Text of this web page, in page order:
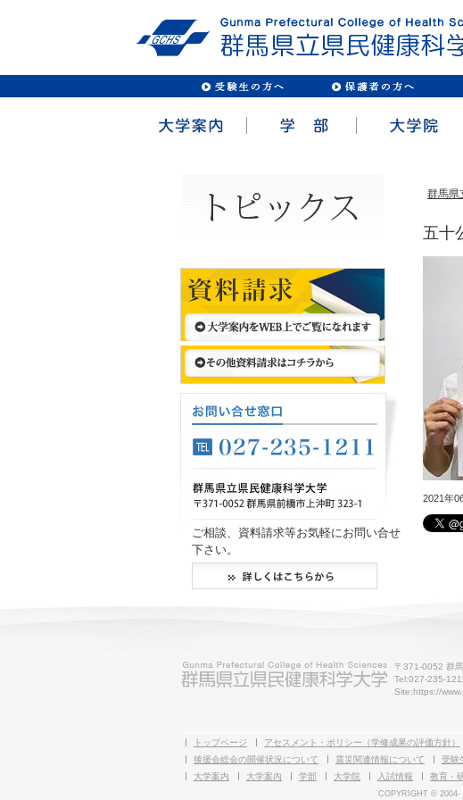
群馬県
五十
2021年
ご相談、資料請求等お気軽にお問い合せ
下さい。
〒371-0052 群
Tel:027-235-
Site:https://
トップページ アセスメント・ポリシー（学修成果の評価方針）
後援会総会の開催状況について
震災関連情報について 受験
大学案内
大学案内 学部 大学院 入試情報 教育・
COPYRIGHT © 2004-